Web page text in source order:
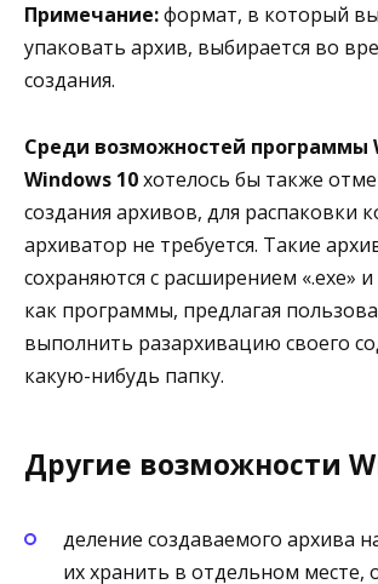
Примечание:формат, в который
упаковать архив, выбирается во
создания.
Среди возможностей программы
Windows 10хотелось бы также
создания архивов, для распаковки
архиватор не требуется. Такие
сохраняются с расширением «.exe» и
как программы, предлагая
выполнить разархивацию своего
какую-нибудь папку.
Другие возможности
деление создаваемого архива
их хранить в отдельном месте,